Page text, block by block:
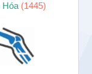
Hóa (1445)